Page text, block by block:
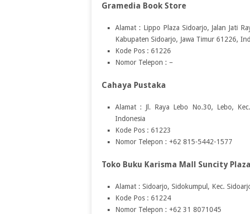
Gramedia Book Store
Alamat : Lippo Plaza Sidoarjo, Jalan Jati
Kabupaten Sidoarjo, Jawa Timur 61226,
Kode Pos : 61226
Nomor Telepon : –
Cahaya Pustaka
Alamat : Jl. Raya Lebo No.30, Lebo,
Indonesia
Kode Pos : 61223
Nomor Telepon : +62 815-5442-1577
Toko Buku Karisma Mall Suncity Plaza
Alamat : Sidoarjo, Sidokumpul, Kec.
Kode Pos : 61224
Nomor Telepon : +62 31 8071045